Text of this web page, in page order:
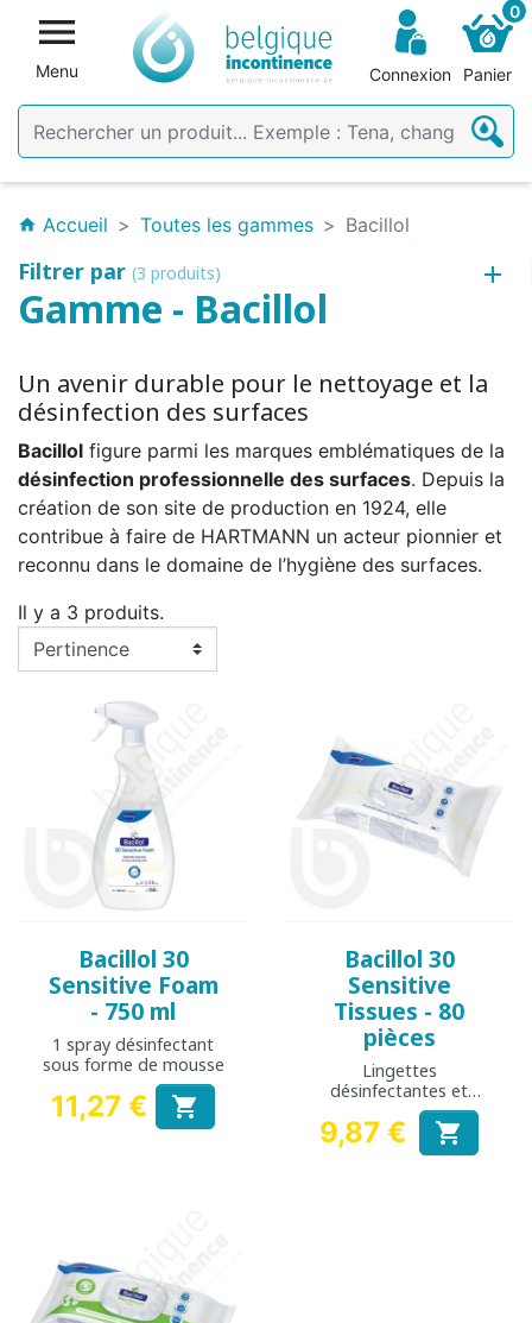

Menu Connexion
0
Panier
home Accueil Toutes les gammes Bacillol
Filtrer par (3 produits)
Gamme - Bacillol
Un avenir durable pour le nettoyage et la
désinfection des surfaces
Bacillol figure parmi les marques emblématiques de la
désinfection professionnelle des surfaces. Depuis la
création de son site de production en 1924, elle
contribue à faire de HARTMANN un acteur pionnier et
reconnu dans le domaine de l’hygiène des surfaces.
Il y a 3 produits.
Bacillol 30
Sensitive Foam
- 750 ml
1 spray désinfectant
sous forme de mousse
Prix
11,27 € 
Bacillol 30
Sensitive
Tissues - 80
pièces
Lingettes
désinfectantes et
nettoyantes multi-
usages
Prix
9,87 € 